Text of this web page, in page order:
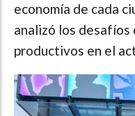
economía de cada
analizó los
productivos en el